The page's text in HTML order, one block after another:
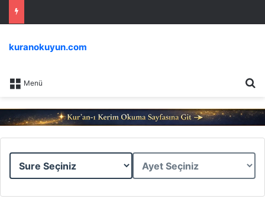
Menü
kuranokuyun.com
Sure
Ayet